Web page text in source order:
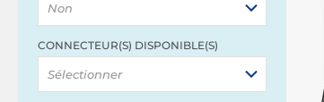
Non
CONNECTEUR(S) DISPONIBLE(S)
Sélectionner